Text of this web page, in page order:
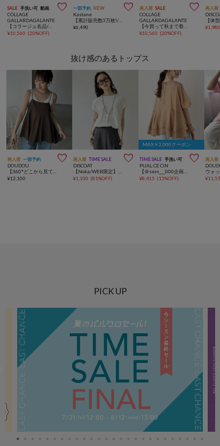
SALE 手洗い可 動画 
COLLAGE
GALLARDAGALANTE
【コラージュ名品/接触冷感】【体型カバー】ドルマンジャージスクエアプルオーバー
¥10,560 (20%OFF)
一部予約 NEW 
Kastane
【累計販売数3万枚!/着痩せ◎】クシュクシュブラウス
¥6,490
再入荷 SALE 
COLLAGE
GALLARDAGALANTE
【今買って秋まで着れる】ヴィンテージメッシュブラウス/シアー
¥10,560 (20%OFF)
再入荷
¥
抜け感のあるトップス
再入荷 一部予約 
DOUDOU
¥12,100
再入荷 TIME SALE 
DISCOAT
¥1,100 (81%OFF)
MAX￥2,000クーポン
TIME SALE 手洗い可 
PUAL CE CIN
【＠sein___000企画/リバイバル/新色】ラミー2枚重ねペプラムブラウス
¥8,415 (15%OFF)
再入荷
¥
PICK UP